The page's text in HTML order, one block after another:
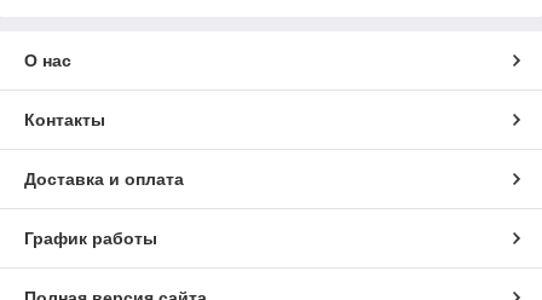
О нас
Контакты
Доставка и оплата
График работы